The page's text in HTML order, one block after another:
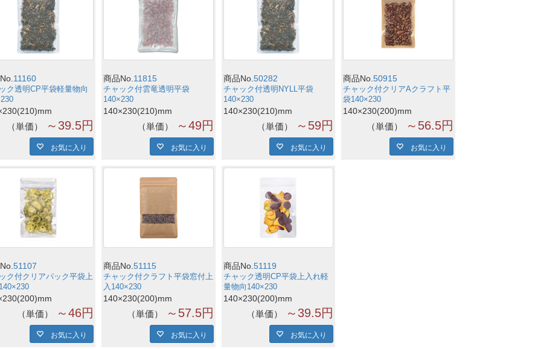
11160
ク透明CP平袋軽量物向
単価 ～39.5円
お気に入り
商品No. 11815
チャック付雲竜透明平袋
140×230
140×230(210)mm
単価 ～49円
お気に入り
商品No. 50282
チャック付透明NYLL平袋
140×230
140×230(210)mm
単価 ～59円
お気に入り
商品No.50915
チャック付クリアAクラフト平
袋140×230
140×230(200)mm
単価 ～56.5円
お気に入り
51107
ク付クリアパック平袋上
単価 ～46円
お気に入り
商品No. 51115
チャック付クラフト平袋窓付上
入140×230
140×230(200)mm
単価 ～57.5円
お気に入り
商品No. 51119
チャック透明CP平袋上入れ軽
量物向140×230
140×230(200)mm
単価 ～39.5円
お気に入り